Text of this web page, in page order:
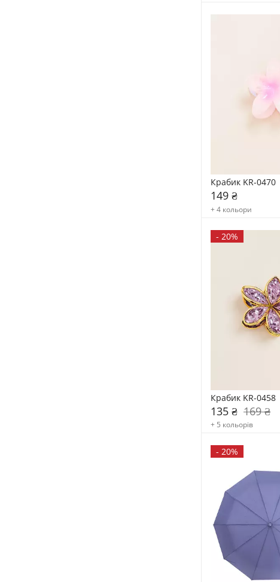
Крабик KR-0470
149 ₴
+ 4 кольори
- 20%
Крабик KR-0458
135 ₴ 169 ₴
+ 5 кольорів
- 20%